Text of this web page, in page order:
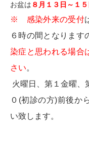
お盆は ８月１３日～１５
※ 感染外来の受付
６時の間となります
染症と思われる場合
さい。
火曜日、第１金曜、
０(初診の方)前後か
い致します。